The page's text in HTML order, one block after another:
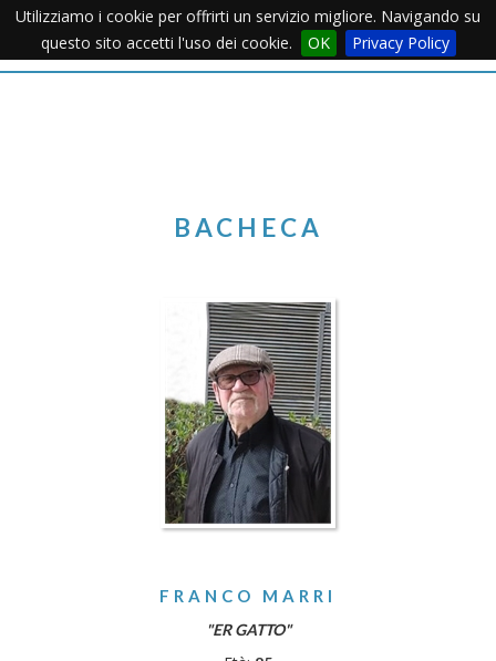
Utilizziamo i cookie per offrirti un servizio migliore. Navigando su
questo sito accetti l'uso dei cookie.
OK Privacy PolicyMenu
BACHECA
FRANCO MARRI
"ER GATTO"